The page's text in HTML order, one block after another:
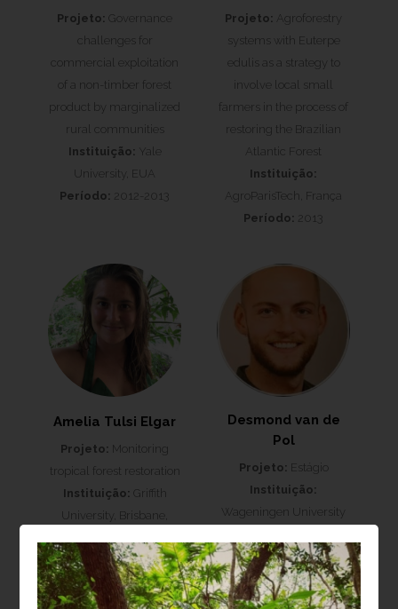
Projeto: Governance
challenges for
commercial exploitation
of a non-timber forest
product by marginalized
rural communities
Instituição: Yale
University, EUA
Período: 2012-2013
Projeto: Agroforestry
systems with Euterpe
edulis as a strategy to
involve local small
farmers in the process of
restoring the Brazilian
Atlantic Forest
Instituição:
AgroParisTech, França
Período: 2013
Amelia Tulsi Elgar
Projeto: Monitoring
tropical forest restoration
Instituição: Griffith
University, Brisbane,
Período:2015
Desmond van de
Pol
Projeto: Estágio
Instituição:
Wageningen University
Período:2022